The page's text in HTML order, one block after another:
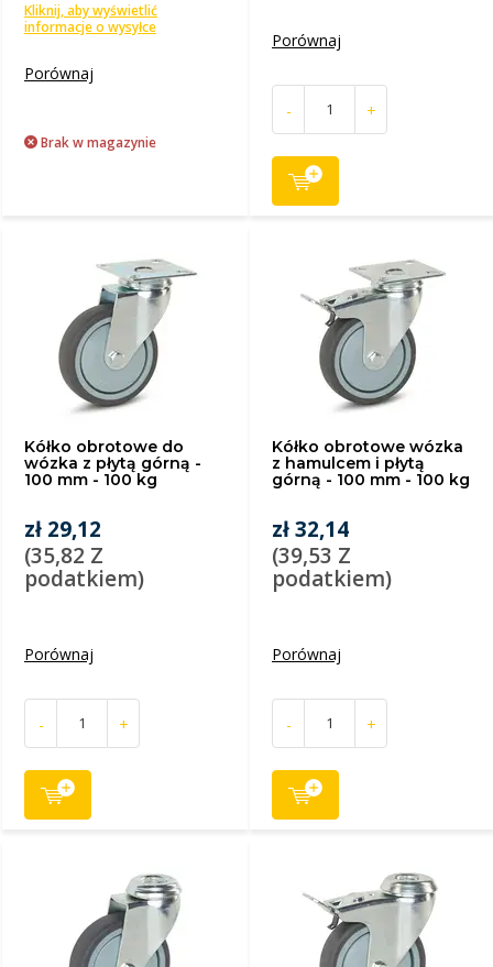
Kliknij, aby wyświetlić
informacje o wysyłce
Porównaj
Brak w magazynie
Porównaj
- +
Kółko obrotowe do
wózka z płytą górną -
100 mm - 100 kg
zł 29,12
(35,82 Z
podatkiem)
Porównaj
- +
Kółko obrotowe wózka
z hamulcem i płytą
górną - 100 mm - 100 kg
zł 32,14
(39,53 Z
podatkiem)
Porównaj
- +